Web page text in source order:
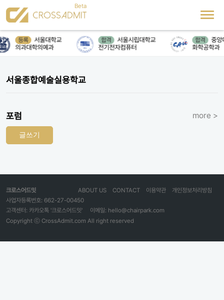
등록
서울대학교
의과대학의예과
합격
서울시립대학교
전기전자컴퓨터
합격
중앙
화학공학과
서울종합예술실용학교
포럼 more >
글쓰기
크로스어드밋 개인정보처리방침
이용약관
CONTACT
ABOUT US
사업자등록번호: 662-27-00450
고객센터: 카카오톡 '크로스어드밋'
이메일: hello@chairpark.com
Copyright ⓒ CrossAdmit.com All right reserved